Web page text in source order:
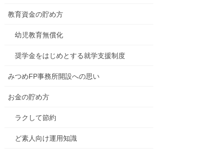
教育資金の貯め方
幼児教育無償化
奨学金をはじめとする就学支援制度
みつめFP事務所開設への思い
お金の貯め方
ラクして節約
ど素人向け運用知識